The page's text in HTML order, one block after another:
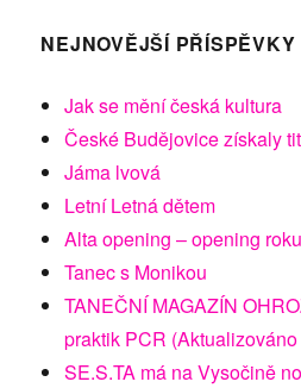
NEJNOVĚJŠÍ PŘÍSPĚVKY
Jak se mění česká kultura
České Budějovice získaly
Jáma lvová
Letní Letná dětem
Alta opening – opening roku
Tanec s Monikou
TANEČNÍ MAGAZÍN
praktik PCR
SE.S.TA má na Vysočině